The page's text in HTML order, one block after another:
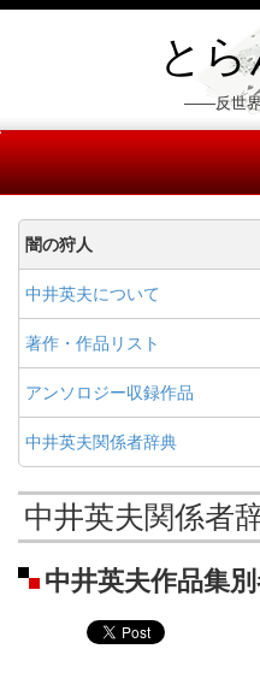
と
――反世界
闇の狩人
中井英夫について
著作・作品リスト
アンソロジー収録作品
中井英夫関係者辞典
中井英夫関係者
中井英夫作品集